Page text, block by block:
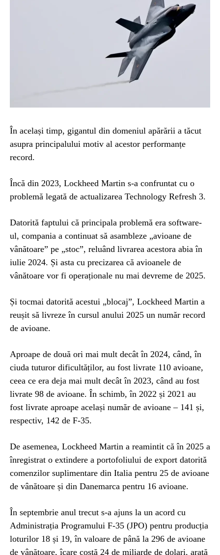
În același timp, gigantul din domeniul apărării a tăcut
asupra principalului motiv al acestor performanțe
record.
Încă din 2023, Lockheed Martin s-a confruntat cu o
problemă legată de actualizarea Technology Refresh 3.
Datorită faptului că principala problemă era software-
ul, compania a continuat să asambleze „avioane de
vânătoare” pe „stoc”, reluând livrarea acestora abia în
iulie 2024. Și asta cu precizarea că avioanele de
vânătoare vor fi operaționale nu mai devreme de 2025.
Și tocmai datorită acestui „blocaj”, Lockheed Martin a
reușit să livreze în cursul anului 2025 un număr record
de avioane.
Aproape de două ori mai mult decât în 2024, când, în
ciuda tuturor dificultăților, au fost livrate 110 avioane,
ceea ce era deja mai mult decât în 2023, când au fost
livrate 98 de avioane. În schimb, în 2022 și 2021 au
fost livrate aproape același număr de avioane – 141 și,
respectiv, 142 de F-35.
De asemenea, Lockheed Martin a reamintit că în 2025 a
înregistrat o extindere a portofoliului de export datorită
comenzilor suplimentare din Italia pentru 25 de avioane
de vânătoare și din Danemarca pentru 16 avioane.
În septembrie anul trecut s-a ajuns la un acord cu
Administrația Programului F-35 (JPO) pentru producția
loturilor 18 și 19, în valoare de până la 296 de avioane
de vânătoare, îcare costă 24 de miliarde de dolari, arată